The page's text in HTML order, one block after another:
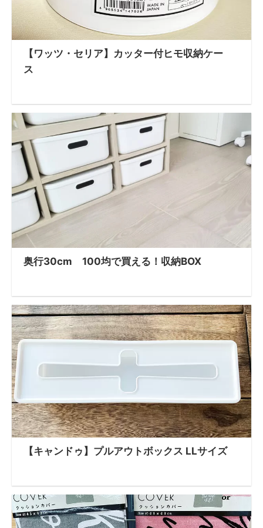
【ワッツ・セリア】カッター付ヒモ収納ケー
ス
奥行30cm 100均で買える！収納BOX
【キャンドゥ】プルアウトボックス LLサイズ